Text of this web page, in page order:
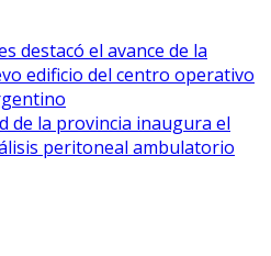
destacó el avance de la
edificio del centro operativo
de la provincia inaugura el
peritoneal ambulatorio